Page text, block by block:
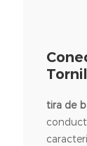
tira de